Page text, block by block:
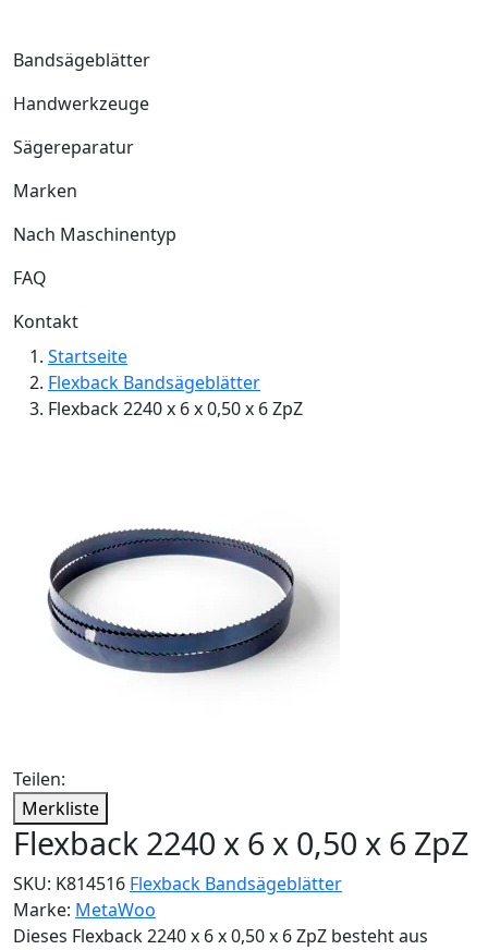
Bandsägeblätter
Handwerkzeuge
Sägereparatur
Marken
Nach Maschinentyp
FAQ
Kontakt
Startseite
Flexback Bandsägeblätter
Flexback 2240 x 6 x 0,50 x 6 ZpZ
Teilen:
Merkliste
Flexback 2240 x 6 x 0,50 x 6 ZpZ
SKU: K814516 Flexback Bandsägeblätter
Marke: MetaWoo
Dieses Flexback 2240 x 6 x 0,50 x 6 ZpZ besteht aus